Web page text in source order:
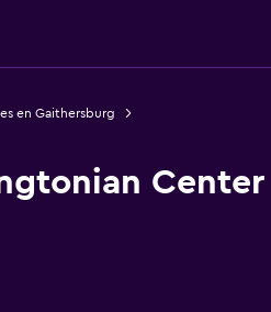
en Gaithersburg
Center